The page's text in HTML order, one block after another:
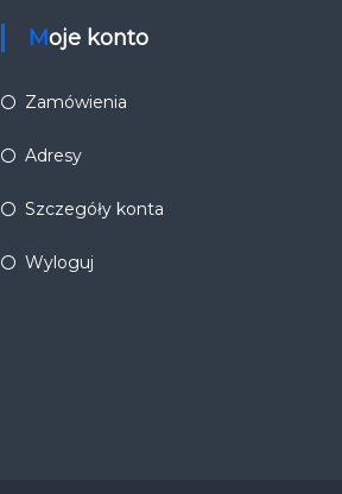
Moje konto
Zamówienia
Adresy
Szczegóły konta
Wyloguj